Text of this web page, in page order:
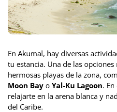
En Akumal, hay diversas
tu estancia. Una de las
hermosas playas de la zona,
Moon Bay o Yal-Ku Lagoon.
relajarte en la arena blanca y
del Caribe.